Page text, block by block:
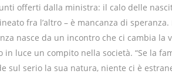
offerti dalla ministra: il calo delle
fra l’altro – è mancanza di speranza.
nasce da un incontro che ci cambia la
in luce un compito nella società. “Se la
sul serio la sua natura, niente ci è